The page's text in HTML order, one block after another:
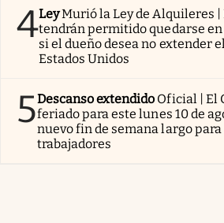
4LeyMurió la Ley de Alquileres
tendrán permitido quedarse
si el dueño desea no extender
Estados Unidos
5Descanso extendido Oficial | El
feriado para este lunes 10 de
nuevo fin de semana largo
trabajadores